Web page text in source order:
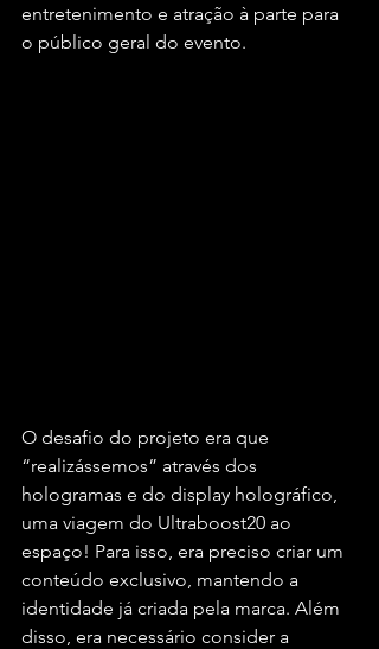
entretenimento e atração à parte para
o público geral do evento.
O desafio do projeto era que
“realizássemos” através dos
hologramas e do display holográfico,
uma viagem do Ultraboost20 ao
espaço! Para isso, era preciso criar um
conteúdo exclusivo, mantendo a
identidade já criada pela marca. Além
disso, era necessário consider a